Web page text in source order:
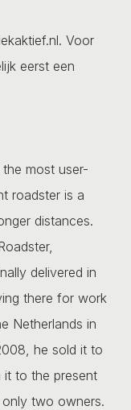
Voor
eerst een
most user-
roadster is a
distances.
delivered in
there for work
Netherlands in
he sold it to
it to the present
two owners.